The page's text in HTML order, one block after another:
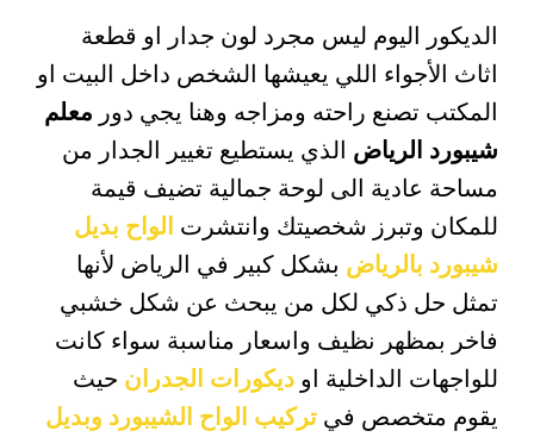
الديكور اليوم ليس مجرد لون جدار او قطعة
اثاث الأجواء اللي يعيشها الشخص داخل البيت او
المكتب تصنع راحته ومزاجه وهنا يجي دور معلم
شيبورد الرياض الذي يستطيع تغيير الجدار من
مساحة عادية الى لوحة جمالية تضيف قيمة
للمكان وتبرز شخصيتك وانتشرت الواح بديل
شيبورد بالرياض بشكل كبير في الرياض لأنها
تمثل حل ذكي لكل من يبحث عن شكل خشبي
فاخر بمظهر نظيف واسعار مناسبة سواء كانت
للواجهات الداخلية او ديكورات الجدران حيث
يقوم متخصص في تركيب الواح الشيبورد وبديل